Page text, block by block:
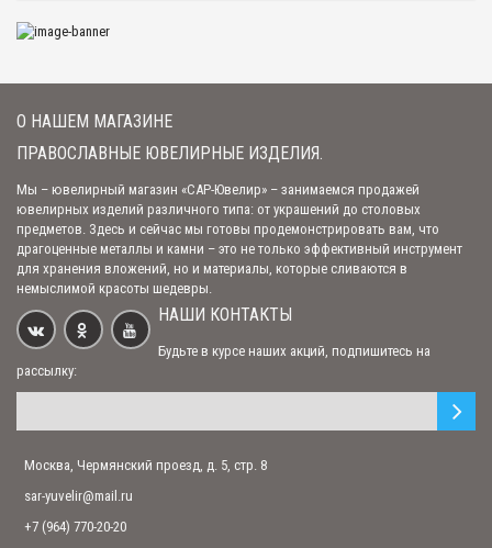
О НАШЕМ МАГАЗИНЕ
ПРАВОСЛАВНЫЕ ЮВЕЛИРНЫЕ ИЗДЕЛИЯ.
Мы – ювелирный магазин «САР-Ювелир» – занимаемся продажей
ювелирных изделий различного типа: от украшений до столовых
предметов. Здесь и сейчас мы готовы продемонстрировать вам, что
драгоценные металлы и камни – это не только эффективный инструмент
для хранения вложений, но и материалы, которые сливаются в
немыслимой красоты шедевры.
НАШИ КОНТАКТЫ
Будьте в курсе наших акций, подпишитесь на
рассылку:
Москва, Чермянский проезд, д. 5, стр. 8
sar-yuvelir@mail.ru
+7 (964) 770-20-20